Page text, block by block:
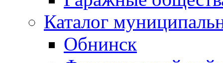
Каталог
Обнинск